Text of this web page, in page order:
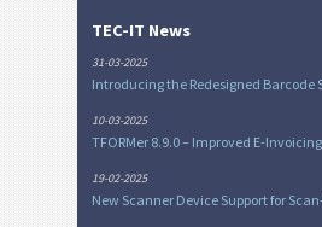
TEC-IT News
31-03-2025
Introducing the Redesigned Barcode
10-03-2025
TFORMer 8.9.0 – Improved E-
19-02-2025
New Scanner Device Support for